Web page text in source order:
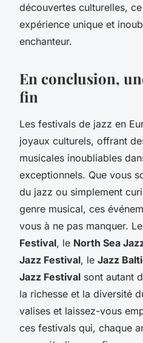
découvertes culturelles,
expérience unique et
enchanteur.
En conclusion,
fin
Les festivals de jazz en
joyaux culturels, offrant
musicales inoubliables
exceptionnels. Que vous
du jazz ou simplement
genre musical, ces
vous à ne pas manquer. Le
Festival, le North Sea
Jazz Festival, le Jazz
Jazz Festival sont autant
la richesse et la diversité
valises et laissez-vous
ces festivals qui, chaque